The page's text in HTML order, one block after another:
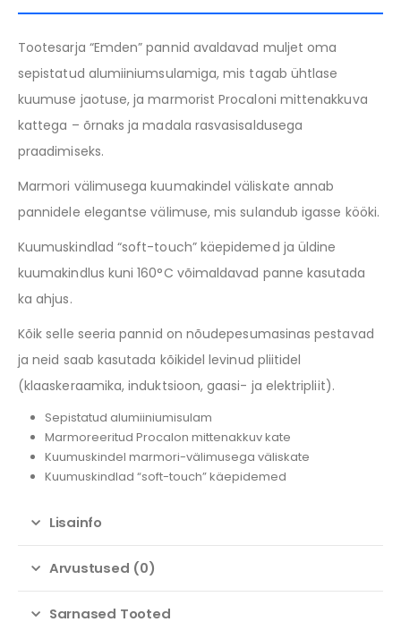
Tootesarja “Emden” pannid avaldavad muljet oma
sepistatud alumiiniumsulamiga, mis tagab ühtlase
kuumuse jaotuse, ja marmorist Procaloni mittenakkuva
kattega – õrnaks ja madala rasvasisaldusega
praadimiseks.
Marmori välimusega kuumakindel väliskate annab
pannidele elegantse välimuse, mis sulandub igasse kööki.
Kuumuskindlad “soft-touch” käepidemed ja üldine
kuumakindlus kuni 160°C võimaldavad panne kasutada
ka ahjus.
Kõik selle seeria pannid on nõudepesumasinas pestavad
ja neid saab kasutada kõikidel levinud pliitidel
(klaaskeraamika, induktsioon, gaasi- ja elektripliit).
Sepistatud alumiiniumisulam
Marmoreeritud Procalon mittenakkuv kate
Kuumuskindel marmori-välimusega väliskate
Kuumuskindlad “soft-touch” käepidemed
Lisainfo
Arvustused (0)
Sarnased Tooted